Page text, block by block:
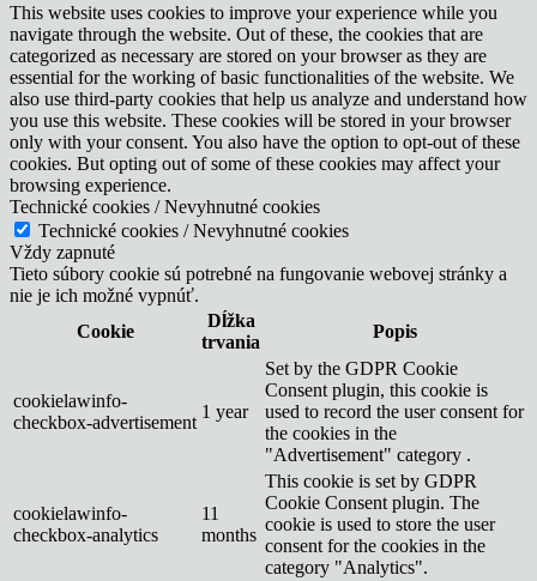
This website uses cookies to improve your experience while you
navigate through the website. Out of these, the cookies that are
categorized as necessary are stored on your browser as they are
essential for the working of basic functionalities of the website. We
also use third-party cookies that help us analyze and understand how
you use this website. These cookies will be stored in your browser
only with your consent. You also have the option to opt-out of these
cookies. But opting out of some of these cookies may affect your
browsing experience.
Technické cookies / Nevyhnutné cookies
Technické cookies / Nevyhnutné cookies
Vždy zapnuté
Tieto súbory cookie sú potrebné na fungovanie webovej stránky a
nie je ich možné vypnúť.
Cookie
Dĺžka
trvania
Popis
cookielawinfo-
checkbox-advertisement
1 year
Set by the GDPR Cookie
Consent plugin, this cookie is
used to record the user consent for
the cookies in the
"Advertisement" category .
cookielawinfo-
checkbox-analytics
11
months
This cookie is set by GDPR
Cookie Consent plugin. The
cookie is used to store the user
consent for the cookies in the
category "Analytics".